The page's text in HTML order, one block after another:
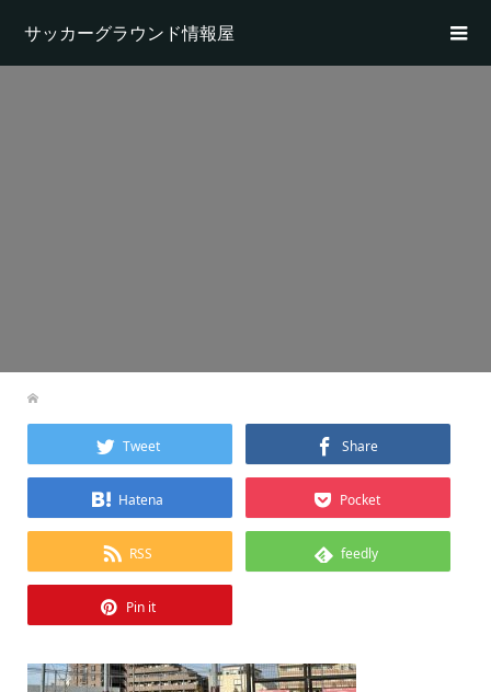
サッカーグラウンド情報屋
Tweet Share
Hatena Pocket
RSS feedly
Pin it